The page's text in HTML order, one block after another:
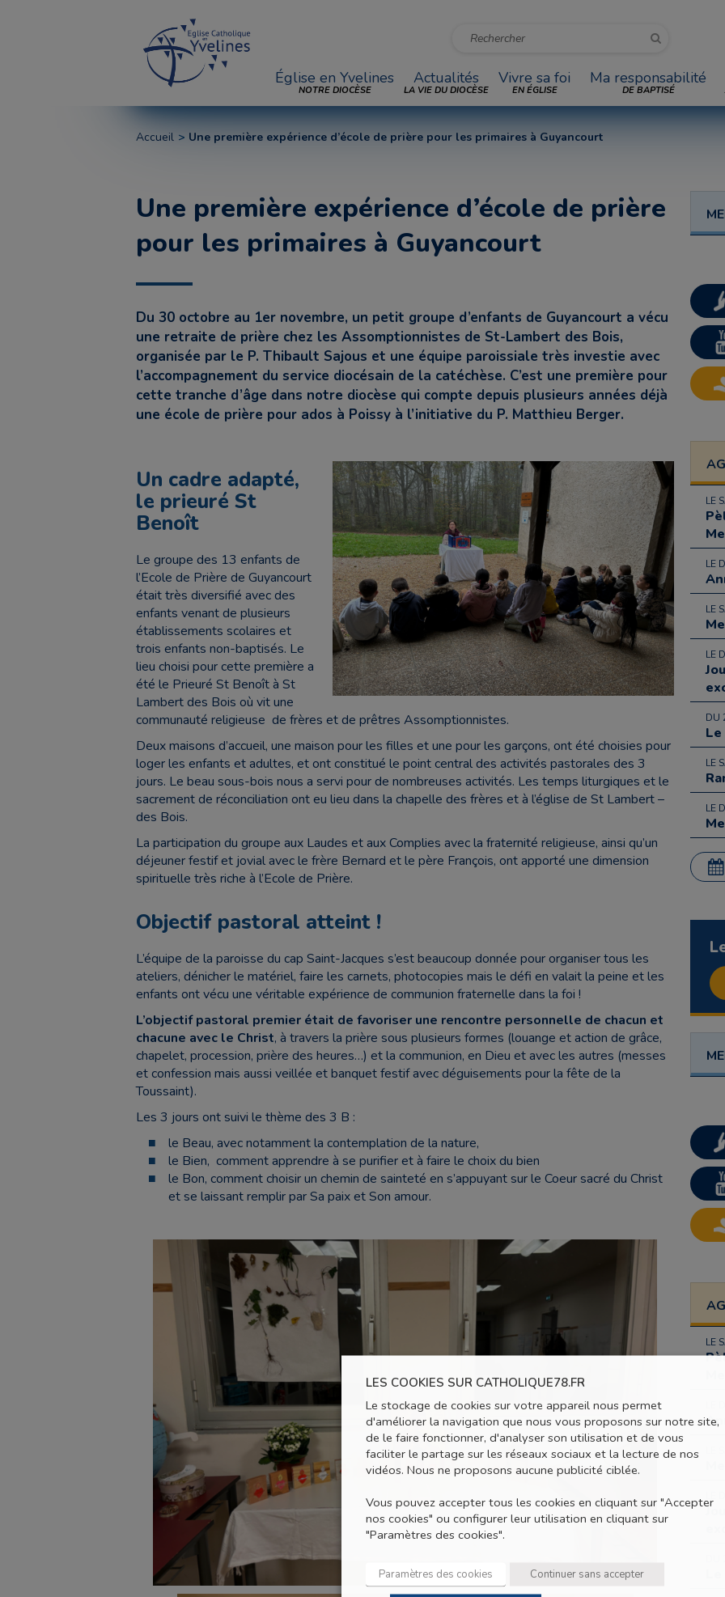
Église en Yvelines
NOTRE DIOCÈSE
Actualités
LA VIE DU DIOCÈSE
Vivre sa foi
EN ÉGLISE
Ma responsabilité
DE BAPTISÉ
Accueil Une première expérience d’école de prière pour les primaires à Guyancourt
Une première expérience d’école de prière
pour les primaires à Guyancourt
Du 30 octobre au 1er novembre, un petit groupe d’enfants de Guyancourt a vécu
une retraite de prière chez les Assomptionnistes de St-Lambert des Bois,
organisée par le P. Thibault Sajous et une équipe paroissiale très investie avec
l’accompagnement du service diocésain de la catéchèse. C’est une première pour
cette tranche d’âge dans notre diocèse qui compte depuis plusieurs années déjà
une école de prière pour ados à Poissy à l’initiative du P. Matthieu Berger.
Un cadre adapté,
le prieuré St
Benoît
Le groupe des 13 enfants de
l’Ecole de Prière de Guyancourt
était très diversifié avec des
enfants venant de plusieurs
établissements scolaires et
trois enfants non-baptisés. Le
lieu choisi pour cette première a
été le Prieuré St Benoît à St
Lambert des Bois où vit une
communauté religieuse de frères et de prêtres Assomptionnistes.
Deux maisons d’accueil, une maison pour les filles et une pour les garçons, ont été choisies pour
loger les enfants et adultes, et ont constitué le point central des activités pastorales des 3
jours. Le beau sous-bois nous a servi pour de nombreuses activités. Les temps liturgiques et le
sacrement de réconciliation ont eu lieu dans la chapelle des frères et à l’église de St Lambert –
des Bois.
La participation du groupe aux Laudes et aux Complies avec la fraternité religieuse, ainsi qu’un
déjeuner festif et jovial avec le frère Bernard et le père François, ont apporté une dimension
spirituelle très riche à l’Ecole de Prière.
Objectif pastoral atteint !
L’équipe de la paroisse du cap Saint-Jacques s’est beaucoup donnée pour organiser tous les
ateliers, dénicher le matériel, faire les carnets, photocopies mais le défi en valait la peine et les
enfants ont vécu une véritable expérience de communion fraternelle dans la foi !
L’objectif pastoral premier était de favoriser une rencontre personnelle de chacun et
chacune avec le Christ, à travers la prière sous plusieurs formes (louange et action de grâce,
chapelet, procession, prière des heures…) et la communion, en Dieu et avec les autres (messes
et confession mais aussi veillée et banquet festif avec déguisements pour la fête de la
Toussaint).
Les 3 jours ont suivi le thème des 3 B :
le Beau, avec notamment la contemplation de la nature,
le Bien, comment apprendre à se purifier et à faire le choix du bien
le Bon, comment choisir un chemin de sainteté en s’appuyant sur le Coeur sacré du Christ
et se laissant remplir par Sa paix et Son amour.
LE
LE
LE
LE
DU
Le
LE
LE
LE
LES COOKIES SUR CATHOLIQUE78.FR
Le stockage de cookies sur votre appareil nous permet
d'améliorer la navigation que nous vous proposons sur notre site,
de le faire fonctionner, d'analyser son utilisation et de vous
faciliter le partage sur les réseaux sociaux et la lecture de nos
vidéos. Nous ne proposons aucune publicité ciblée.
Vous pouvez accepter tous les cookies en cliquant sur "Accepter
nos cookies" ou configurer leur utilisation en cliquant sur
"Paramètres des cookies".
Paramètres des cookies Continuer sans accepter